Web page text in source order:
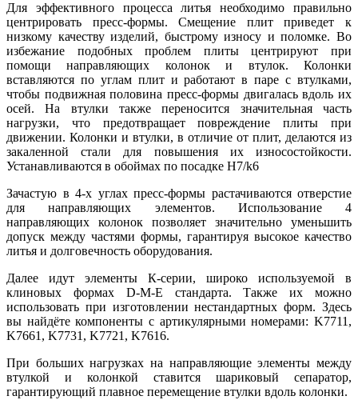
Для эффективного процесса литья необходимо правильно
центрировать пресс-формы. Смещение плит приведет к
низкому качеству изделий, быстрому износу и поломке. Во
избежание подобных проблем плиты центрируют при
помощи направляющих колонок и втулок. Колонки
вставляются по углам плит и работают в паре с втулками,
чтобы подвижная половина пресс-формы двигалась вдоль их
осей. На втулки также переносится значительная часть
нагрузки, что предотвращает повреждение плиты при
движении. Колонки и втулки, в отличие от плит, делаются из
закаленной стали для повышения их износостойкости.
Устанавливаются в обоймах по посадке H7/k6
Зачастую в 4-х углах пресс-формы растачиваются отверстие
для направляющих элементов. Использование 4
направляющих колонок позволяет значительно уменьшить
допуск между частями формы, гарантируя высокое качество
литья и долговечность оборудования.
Далее идут элементы К-серии, широко используемой в
клиновых формах D-M-E стандарта. Также их можно
использовать при изготовлении нестандартных форм. Здесь
вы найдёте компоненты с артикулярными номерами: K7711,
K7661, K7731, K7721, K7616.
При больших нагрузках на направляющие элементы между
втулкой и колонкой ставится шариковый сепаратор,
гарантирующий плавное перемещение втулки вдоль колонки.